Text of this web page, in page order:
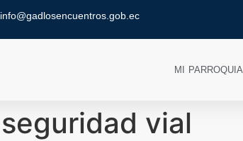
info@gadlosencuentros.gob.ec
MI PARROQUIA
seguridad vial